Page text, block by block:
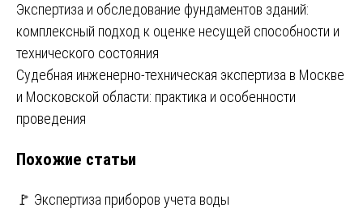
Навигация
по
записям
Экспертиза и обследование фундаментов зданий:
комплексный подход к оценке несущей способности и
технического состояния
Судебная инженерно-техническая экспертиза в Москве
и Московской области: практика и особенности
проведения
Похожие статьи
🚩 Экспертиза приборов учета воды